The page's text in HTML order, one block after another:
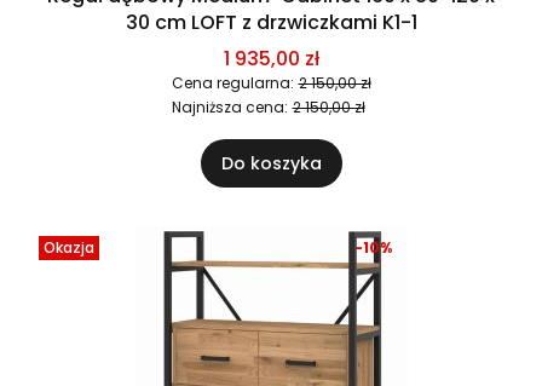
30 cm LOFT z drzwiczkami K1-1
1 935,00 zł
Cena regularna: 2 150,00 zł
Najniższa cena: 2 150,00 zł
Do koszyka
Okazja -10%